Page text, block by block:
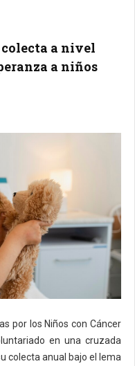
a nivel
a niños
por los Niños con Cáncer
en una cruzada
colecta anual bajo el lema